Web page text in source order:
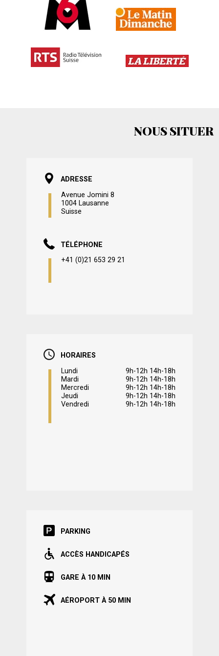
NOUS SITUER
ADRESSE
Avenue Jomini 8
1004 Lausanne
Suisse
TÉLÉPHONE
+41 (0)21 653 29 21
HORAIRES
Lundi
9h-12h 14h-18h
Mardi
9h-12h 14h-18h
Mercredi
9h-12h 14h-18h
Jeudi
9h-12h 14h-18h
Vendredi
9h-12h 14h-18h
PARKING
ACCÈS HANDICAPÉS
GARE À 10 MIN
AÉROPORT À 50 MIN